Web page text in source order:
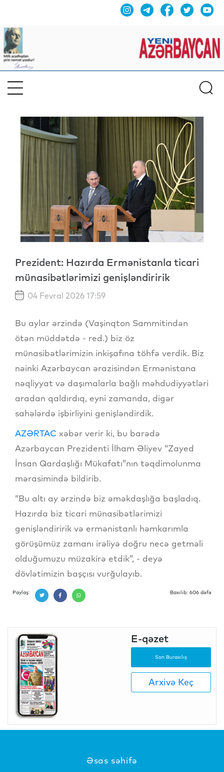
Prezident: Hazırda Ermənistanla ticari
münasibətlərimizi genişləndiririk
04 Fevral 2026 17:59
Bu aylar ərzində (Vaşinqton Sammitindən
ötən müddətdə - red.) biz öz
münasibətlərimizin inkişafına töhfə verdik. Biz
nəinki Azərbaycan ərazisindən Ermənistana
nəqliyyat və daşımalarla bağlı məhdudiyyətləri
aradan qaldırdıq, eyni zamanda, digər
sahələrdə işbirliyini genişləndirdik.
AZƏRTAC xəbər verir ki, bu barədə
Azərbaycan Prezidenti İlham Əliyev “Zayed
İnsan Qardaşlığı Mükafatı”nın təqdimolunma
mərasimində bildirib.
“Bu altı ay ərzində biz əməkdaşlığa başladıq.
Hazırda biz ticari münasibətlərimizi
genişləndiririk və ermənistanlı həmkarımla
görüşümüz zamanı irəliyə doğru necə getməli
olduğumuzu müzakirə etdik”, - deyə
dövlətimizin başçısı vurğulayıb.
Paylaş: Baxılıb: 606 dəfə
E-qəzet
Son Buraxılış
Arxivə Keç
Əsas səhifə